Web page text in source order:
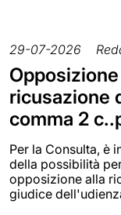
29-07-2026
ricusazione
comma 2
Per la Consulta, è
della possibilità
opposizione alla
giudice